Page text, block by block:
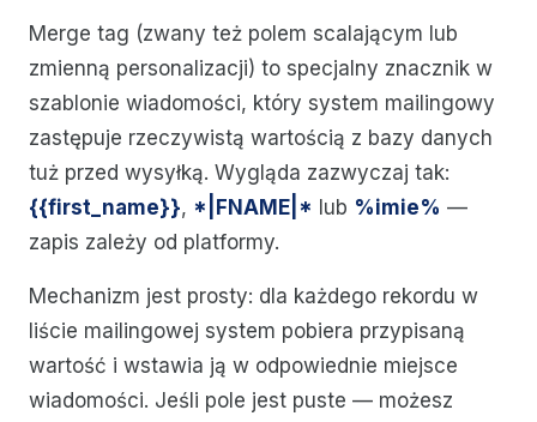
Merge tag (zwany też polem scalającym lub
zmienną personalizacji) to specjalny znacznik w
szablonie wiadomości, który system mailingowy
zastępuje rzeczywistą wartością z bazy danych
tuż przed wysyłką. Wygląda zazwyczaj tak:
{{first_name}}, *|FNAME|* lub %imie% —
zapis zależy od platformy.
Mechanizm jest prosty: dla każdego rekordu w
liście mailingowej system pobiera przypisaną
wartość i wstawia ją w odpowiednie miejsce
wiadomości. Jeśli pole jest puste — możesz